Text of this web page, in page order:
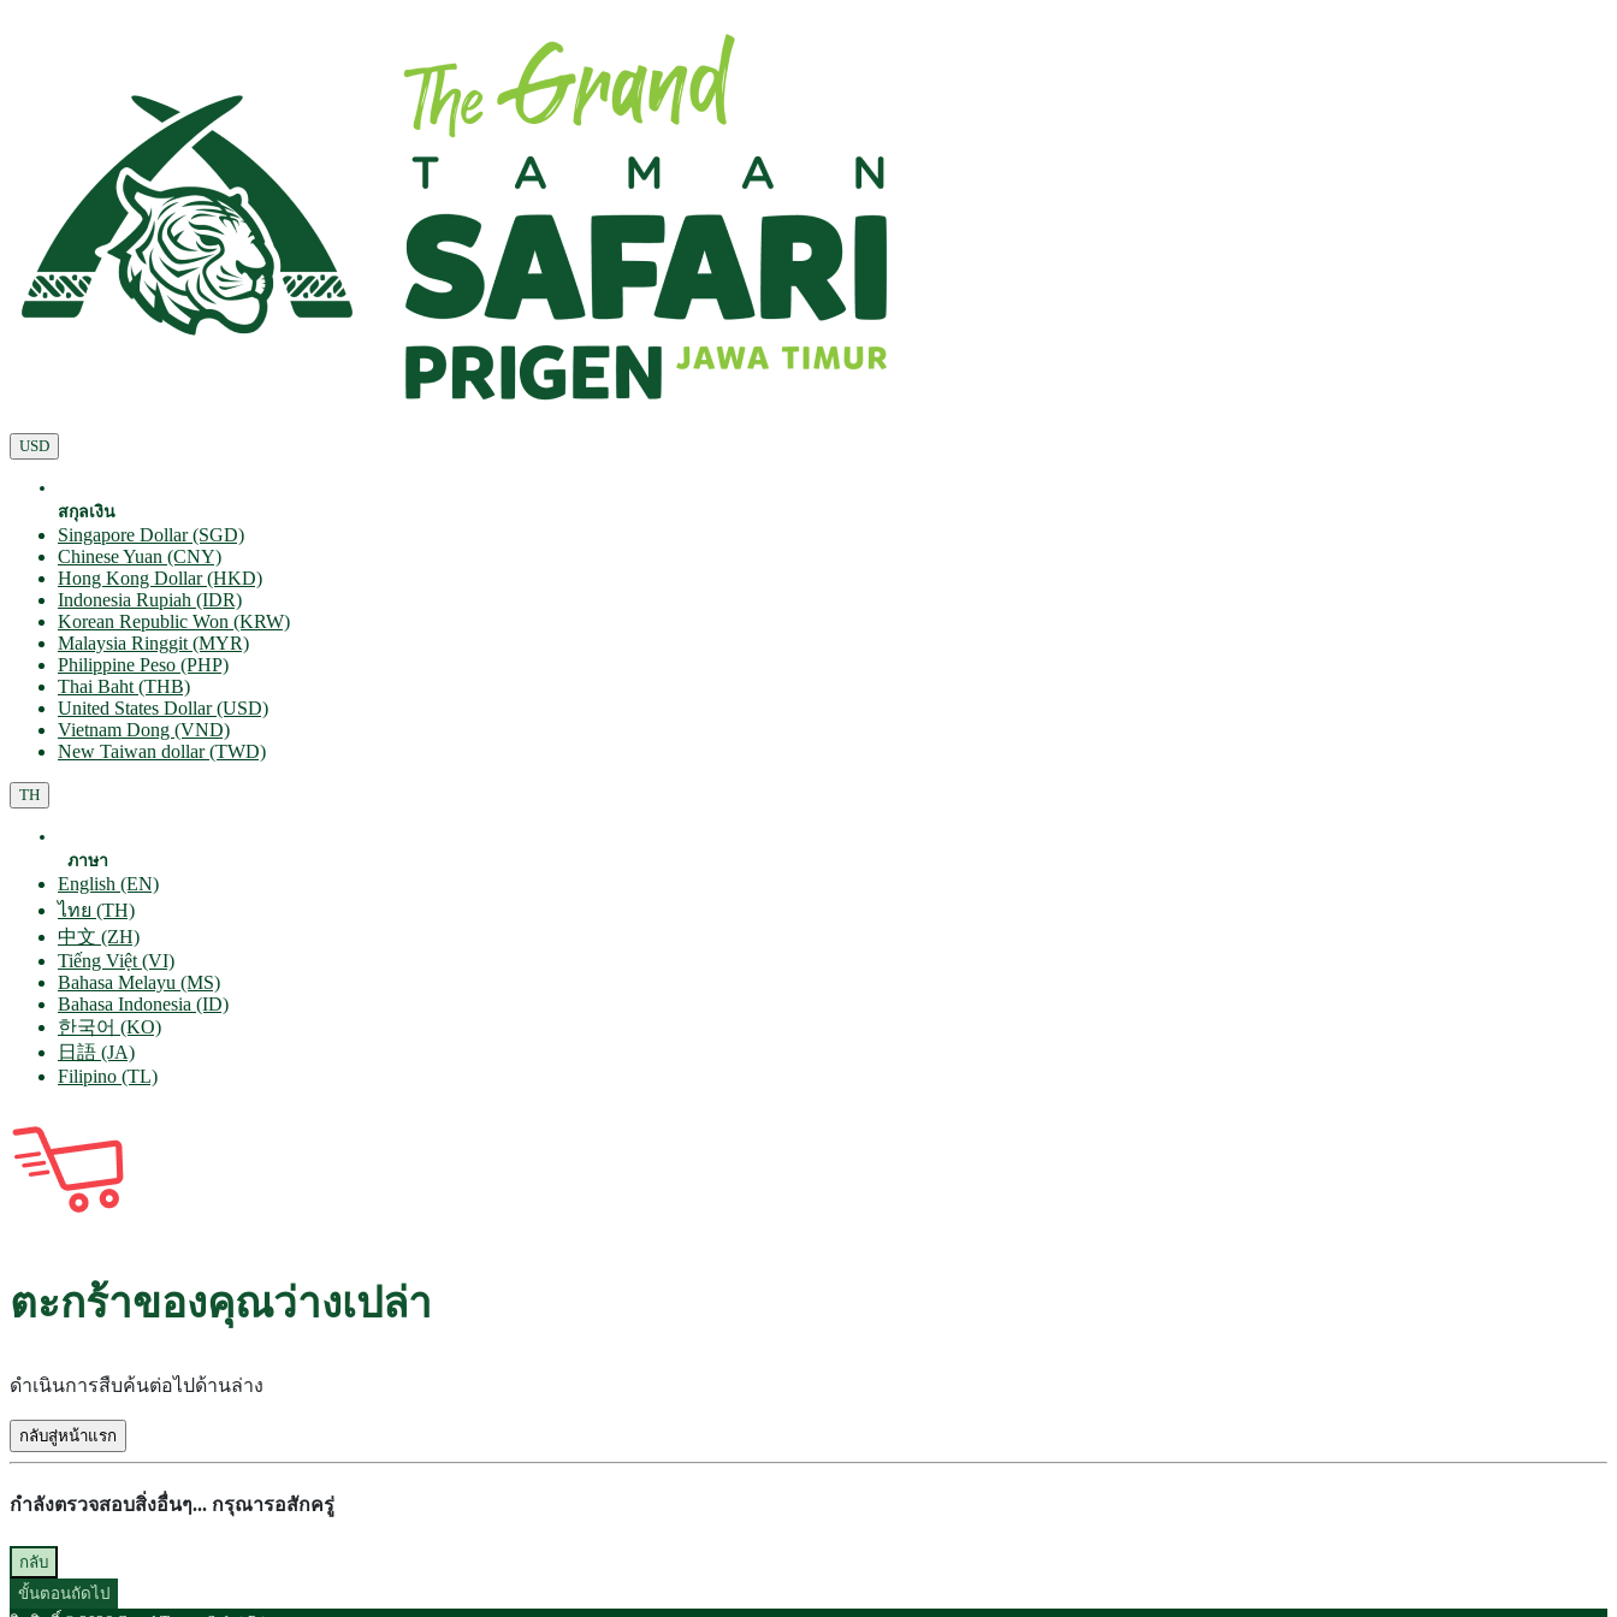
USD
สกุลเงิน
Singapore Dollar (SGD)
Chinese Yuan (CNY)
Hong Kong Dollar (HKD)
Indonesia Rupiah (IDR)
Korean Republic Won (KRW)
Malaysia Ringgit (MYR)
Philippine Peso (PHP)
Thai Baht (THB)
United States Dollar (USD)
Vietnam Dong (VND)
New Taiwan dollar (TWD)
TH
ภาษา
English (EN)
ไทย (TH)
中文 (ZH)
Tiếng Việt (VI)
Bahasa Melayu (MS)
Bahasa Indonesia (ID)
한국어 (KO)
日語 (JA)
Filipino (TL)
ตะกร้าของคุณว่างเปล่า
ดำเนินการสืบค้นต่อไปด้านล่าง
กลับสู่หน้าแรก
กำลังตรวจสอบสิ่งอื่นๆ... กรุณารอสักครู่
กลับ
ขั้นตอนถัดไป